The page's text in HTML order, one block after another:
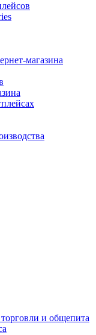
магазина
и общепита